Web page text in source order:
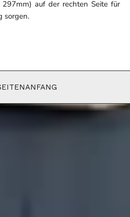
auf der rechten Seite für
sorgen.